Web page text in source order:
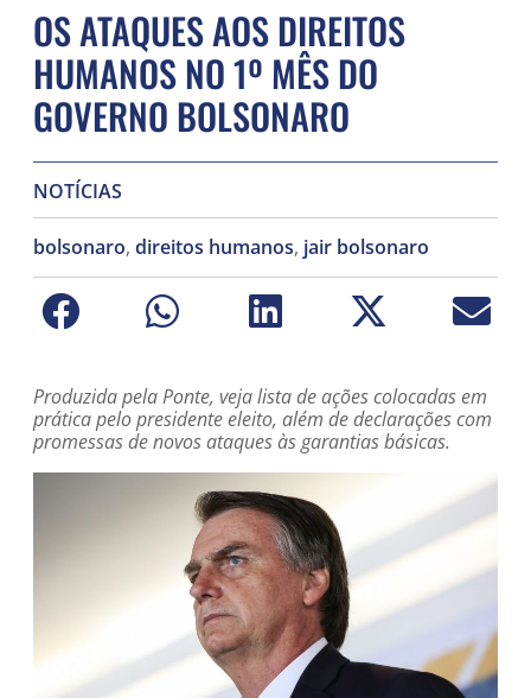
OS ATAQUES AOS DIREITOS
HUMANOS NO 1º MÊS DO
GOVERNO BOLSONARO
NOTÍCIAS
bolsonaro, direitos humanos, jair bolsonaro
Produzida pela Ponte, veja lista de ações colocadas em
prática pelo presidente eleito, além de declarações com
promessas de novos ataques às garantias básicas.